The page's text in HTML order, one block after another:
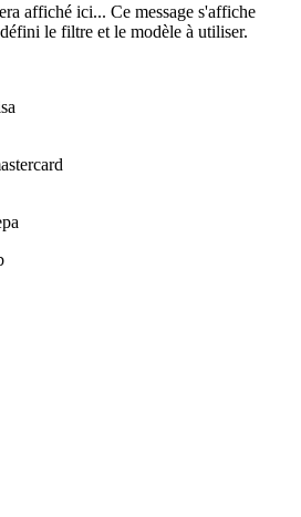
affiché ici... Ce message s'affiche
le filtre et le modèle à utiliser.